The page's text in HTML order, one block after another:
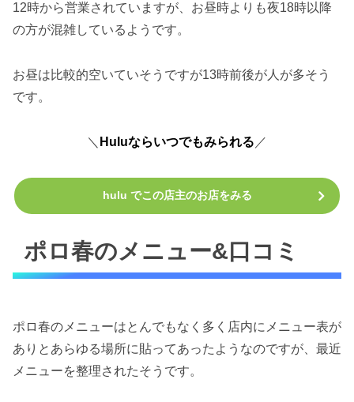
12時から営業されていますが、お昼時よりも夜18時以降
の方が混雑しているようです。
お昼は比較的空いていそうですが13時前後が人が多そう
です。
＼ Huluならいつでもみられる ／
hulu でこの店主のお店をみる
ポロ春のメニュー&口コミ
ポロ春のメニューはとんでもなく多く店内にメニュー表が
ありとあらゆる場所に貼ってあったようなのですが、最近
メニューを整理されたそうです。